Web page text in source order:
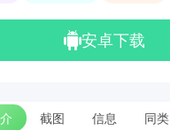
安卓下载
截图 信息 同类